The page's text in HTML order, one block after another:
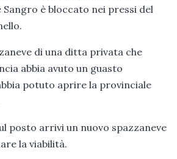
è bloccato nei pressi del
di una ditta privata che
abbia avuto un guasto
potuto aprire la provinciale
posto arrivi un nuovo spazzaneve
la viabilità.